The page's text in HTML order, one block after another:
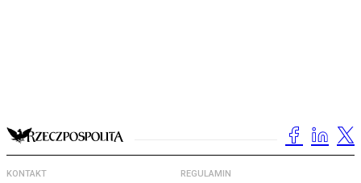
KONTAKT REGULAMIN